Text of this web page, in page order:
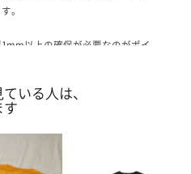
。
以上の確保が必要なのがポイ
いる人は、
す